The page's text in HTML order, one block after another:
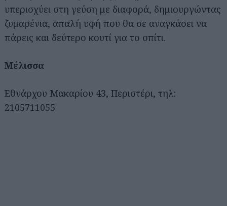
υπερισχύει στη γεύση με διαφορά, δημιουργώντας
ζυμαρένια, απαλή υφή που θα σε αναγκάσει να
πάρεις και δεύτερο κουτί για το σπίτι.
Μέλισσα
Eθνάρχου Mακαρίου 43, Περιστέρι, τηλ:
2105711055